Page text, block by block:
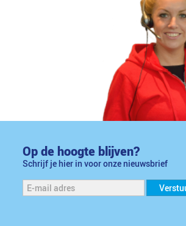
Op de hoogte blijven?
Schrijf je hier in voor onze nieuwsbrief